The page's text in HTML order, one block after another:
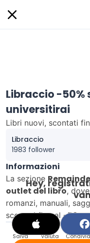
Libraccio -50%
universitirai
Libri nuovi, scontati
Libraccio
1983 follower
Informazioni
La sezione
outlet del libro,
romanzi, manuali,
scontati fino al-50%.
Salva Valuta
Hey,